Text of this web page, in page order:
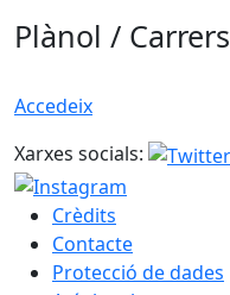
Plànol / Carrers
Accedeix
Xarxes socials:
Crèdits
Contacte
Protecció de dades